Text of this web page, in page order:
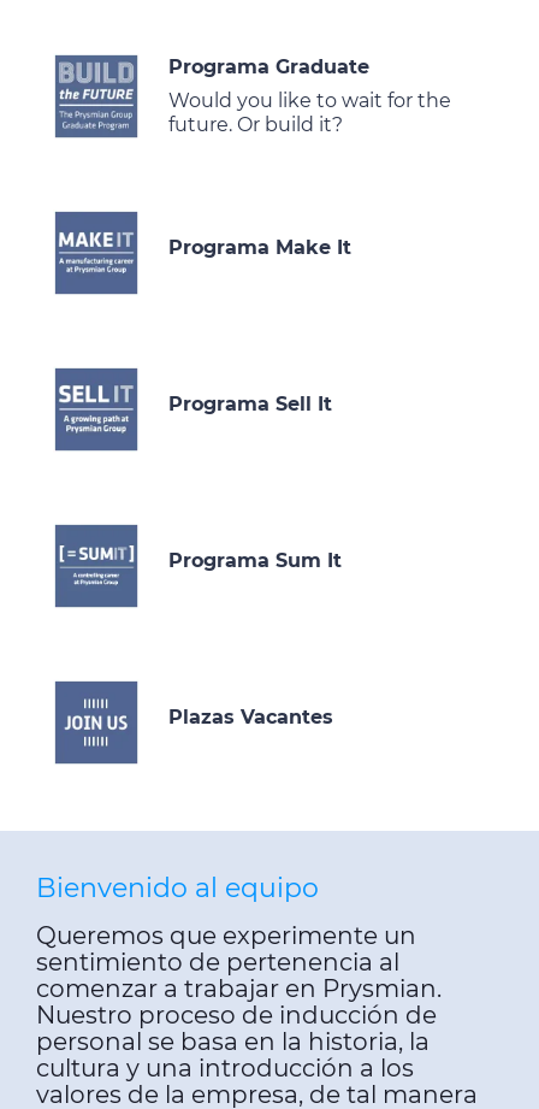
Programa Graduate
Would you like to wait for the
future. Or build it?
Programa Make It
Programa Sell It
Programa Sum It
Plazas Vacantes
Bienvenido al equipo
Queremos que experimente un
sentimiento de pertenencia al
comenzar a trabajar en Prysmian.
Nuestro proceso de inducción de
personal se basa en la historia, la
cultura y una introducción a los
valores de la empresa, de tal manera